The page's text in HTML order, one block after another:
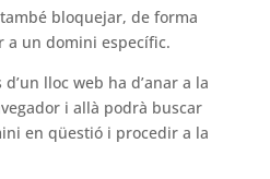
bloquejar, de forma
a un domini específic.
lloc web ha d’anar a la
i allà podrà buscar
en qüestió i procedir a la